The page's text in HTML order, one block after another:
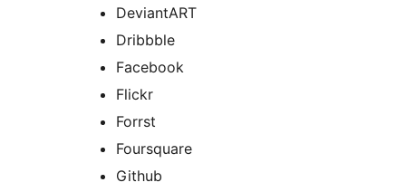
DeviantART
Dribbble
Facebook
Flickr
Forrst
Foursquare
Github